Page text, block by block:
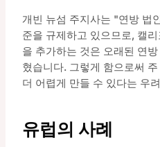
개빈 뉴섬 주지사는 "연방 법
준을 규제하고 있으므로, 캘
을 추가하는 것은 오래된 연
혔습니다. 그렇게 함으로써
더 어렵게 만들 수 있다는 우
유럽의 사례